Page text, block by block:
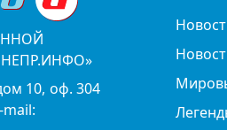
10, оф. 304
mail: